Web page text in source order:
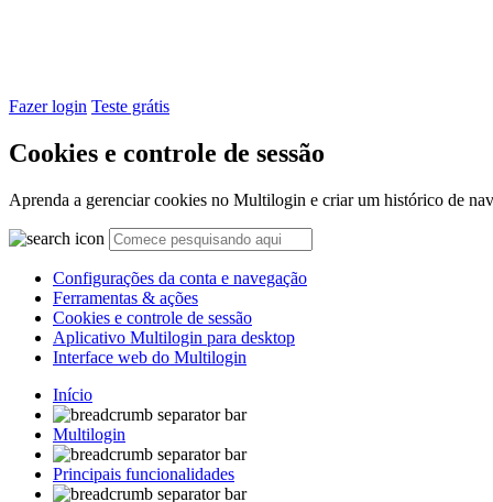
Fazer login Teste grátis
Cookies e controle de sessão
Aprenda a gerenciar cookies no Multilogin e criar um histórico de
Configurações da conta e navegação
Ferramentas & ações
Cookies e controle de sessão
Aplicativo Multilogin para desktop
Interface web do Multilogin
Início
Multilogin
Principais funcionalidades